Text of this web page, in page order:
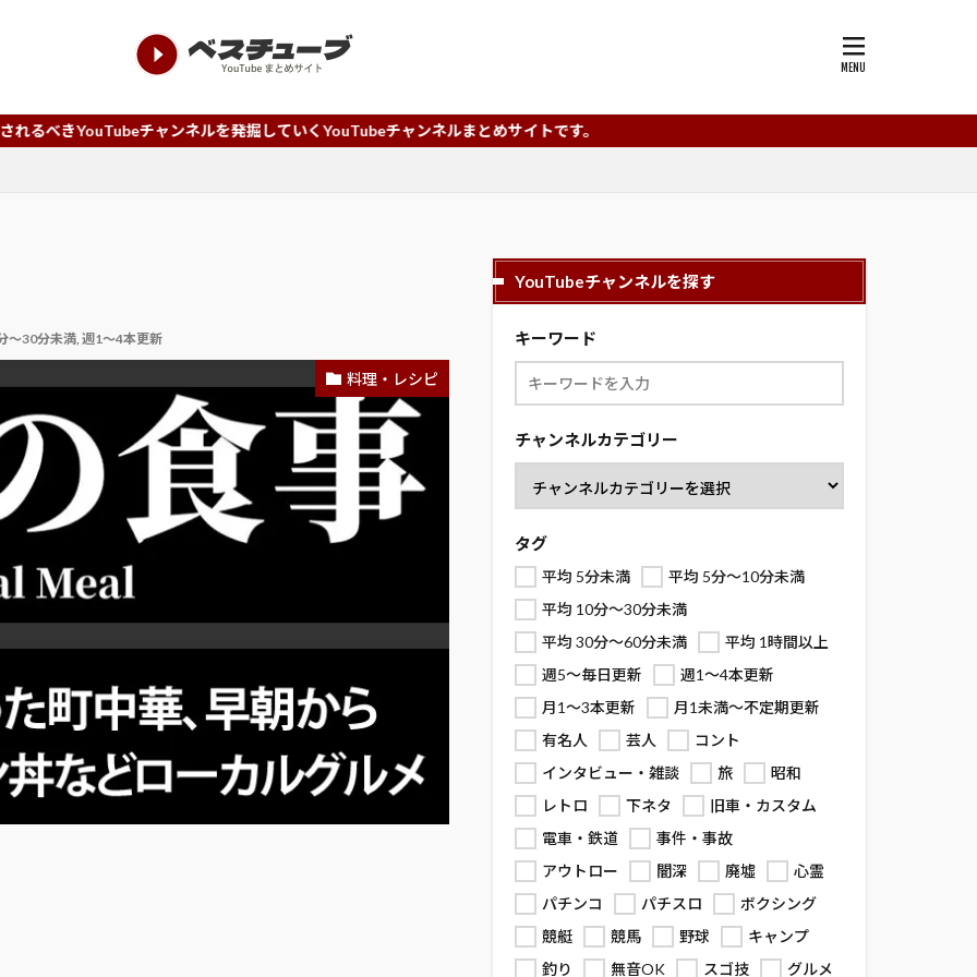
チャンネルを発掘していくYouTubeチャンネルまとめサイトです。
～30分未満, 週1～4本更新
料理・レシピ
YouTubeチャンネルを探す
キーワード
チャンネルカテゴリー
タグ
平均 5分未満
平均 5分～10分未満
平均 10分～30分未満
平均 30分～60分未満
平均 1時間以上
週5～毎日更新
週1～4本更新
月1～3本更新
月1未満～不定期更新
有名人
芸人
コント
インタビュー・雑談
旅
昭和
レトロ
下ネタ
旧車・カスタム
電車・鉄道
事件・事故
アウトロー
闇深 廃墟
心霊
パチンコ
パチスロ
ボクシング
競艇
競馬 野球
キャンプ
釣り
無音OK スゴ技 グルメ